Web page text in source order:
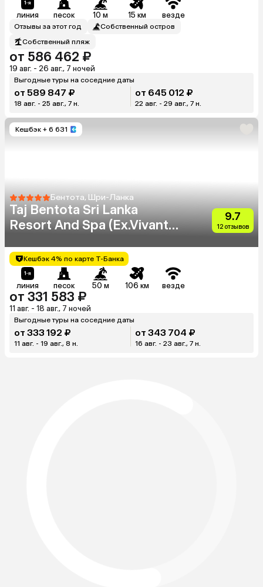
линия песок 10 м 15 км везде
Отзывы за этот год
Собственный остров
Собственный пляж
от 586 462 ₽
19 авг. - 26 авг., 7 ночей
Выгодные туры на соседние даты
от 589 847 ₽
18 авг. - 25 авг., 7 н.
от 645 012 ₽
22 авг. - 29 авг., 7 н.
Кешбэк + 6 631
Бентота, Шри-Ланка
Taj Bentota Sri Lanka
Resort And Spa (Ex.Vivanta
9.7
12 отзывов
Кешбэк 4% по карте Т-Банка
линия песок 50 м 106 км везде
от 331 583 ₽
11 авг. - 18 авг., 7 ночей
Выгодные туры на соседние даты
от 333 192 ₽
11 авг. - 19 авг., 8 н.
от 343 704 ₽
16 авг. - 23 авг., 7 н.